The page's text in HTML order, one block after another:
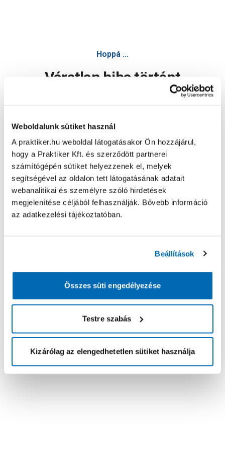
Weboldalunk sütiket használ
A praktiker.hu weboldal látogatásakor Ön hozzájárul,
hogy a Praktiker Kft. és szerződött partnerei
számítógépén sütiket helyezzenek el, melyek
segítségével az oldalon tett látogatásának adatait
webanalitikai és személyre szóló hirdetések
megjelenítése céljából felhasználják. Bővebb információ
az adatkezelési tájékoztatóban.
Beállítások
Összes süti engedélyezése
Testre szabás
Kizárólag az elengedhetetlen sütiket használja
Hoppá ...
Váratlan hiba történt
Oldal újratöltése